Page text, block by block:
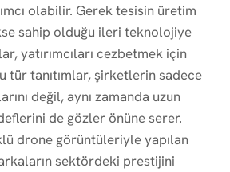
olabilir. Gerek tesisin üretim
sahip olduğu ileri teknolojiye
yatırımcıları cezbetmek için
tür tanıtımlar, şirketlerin sadece
değil, aynı zamanda uzun
de gözler önüne serer.
drone görüntüleriyle yapılan
sektördeki prestijini